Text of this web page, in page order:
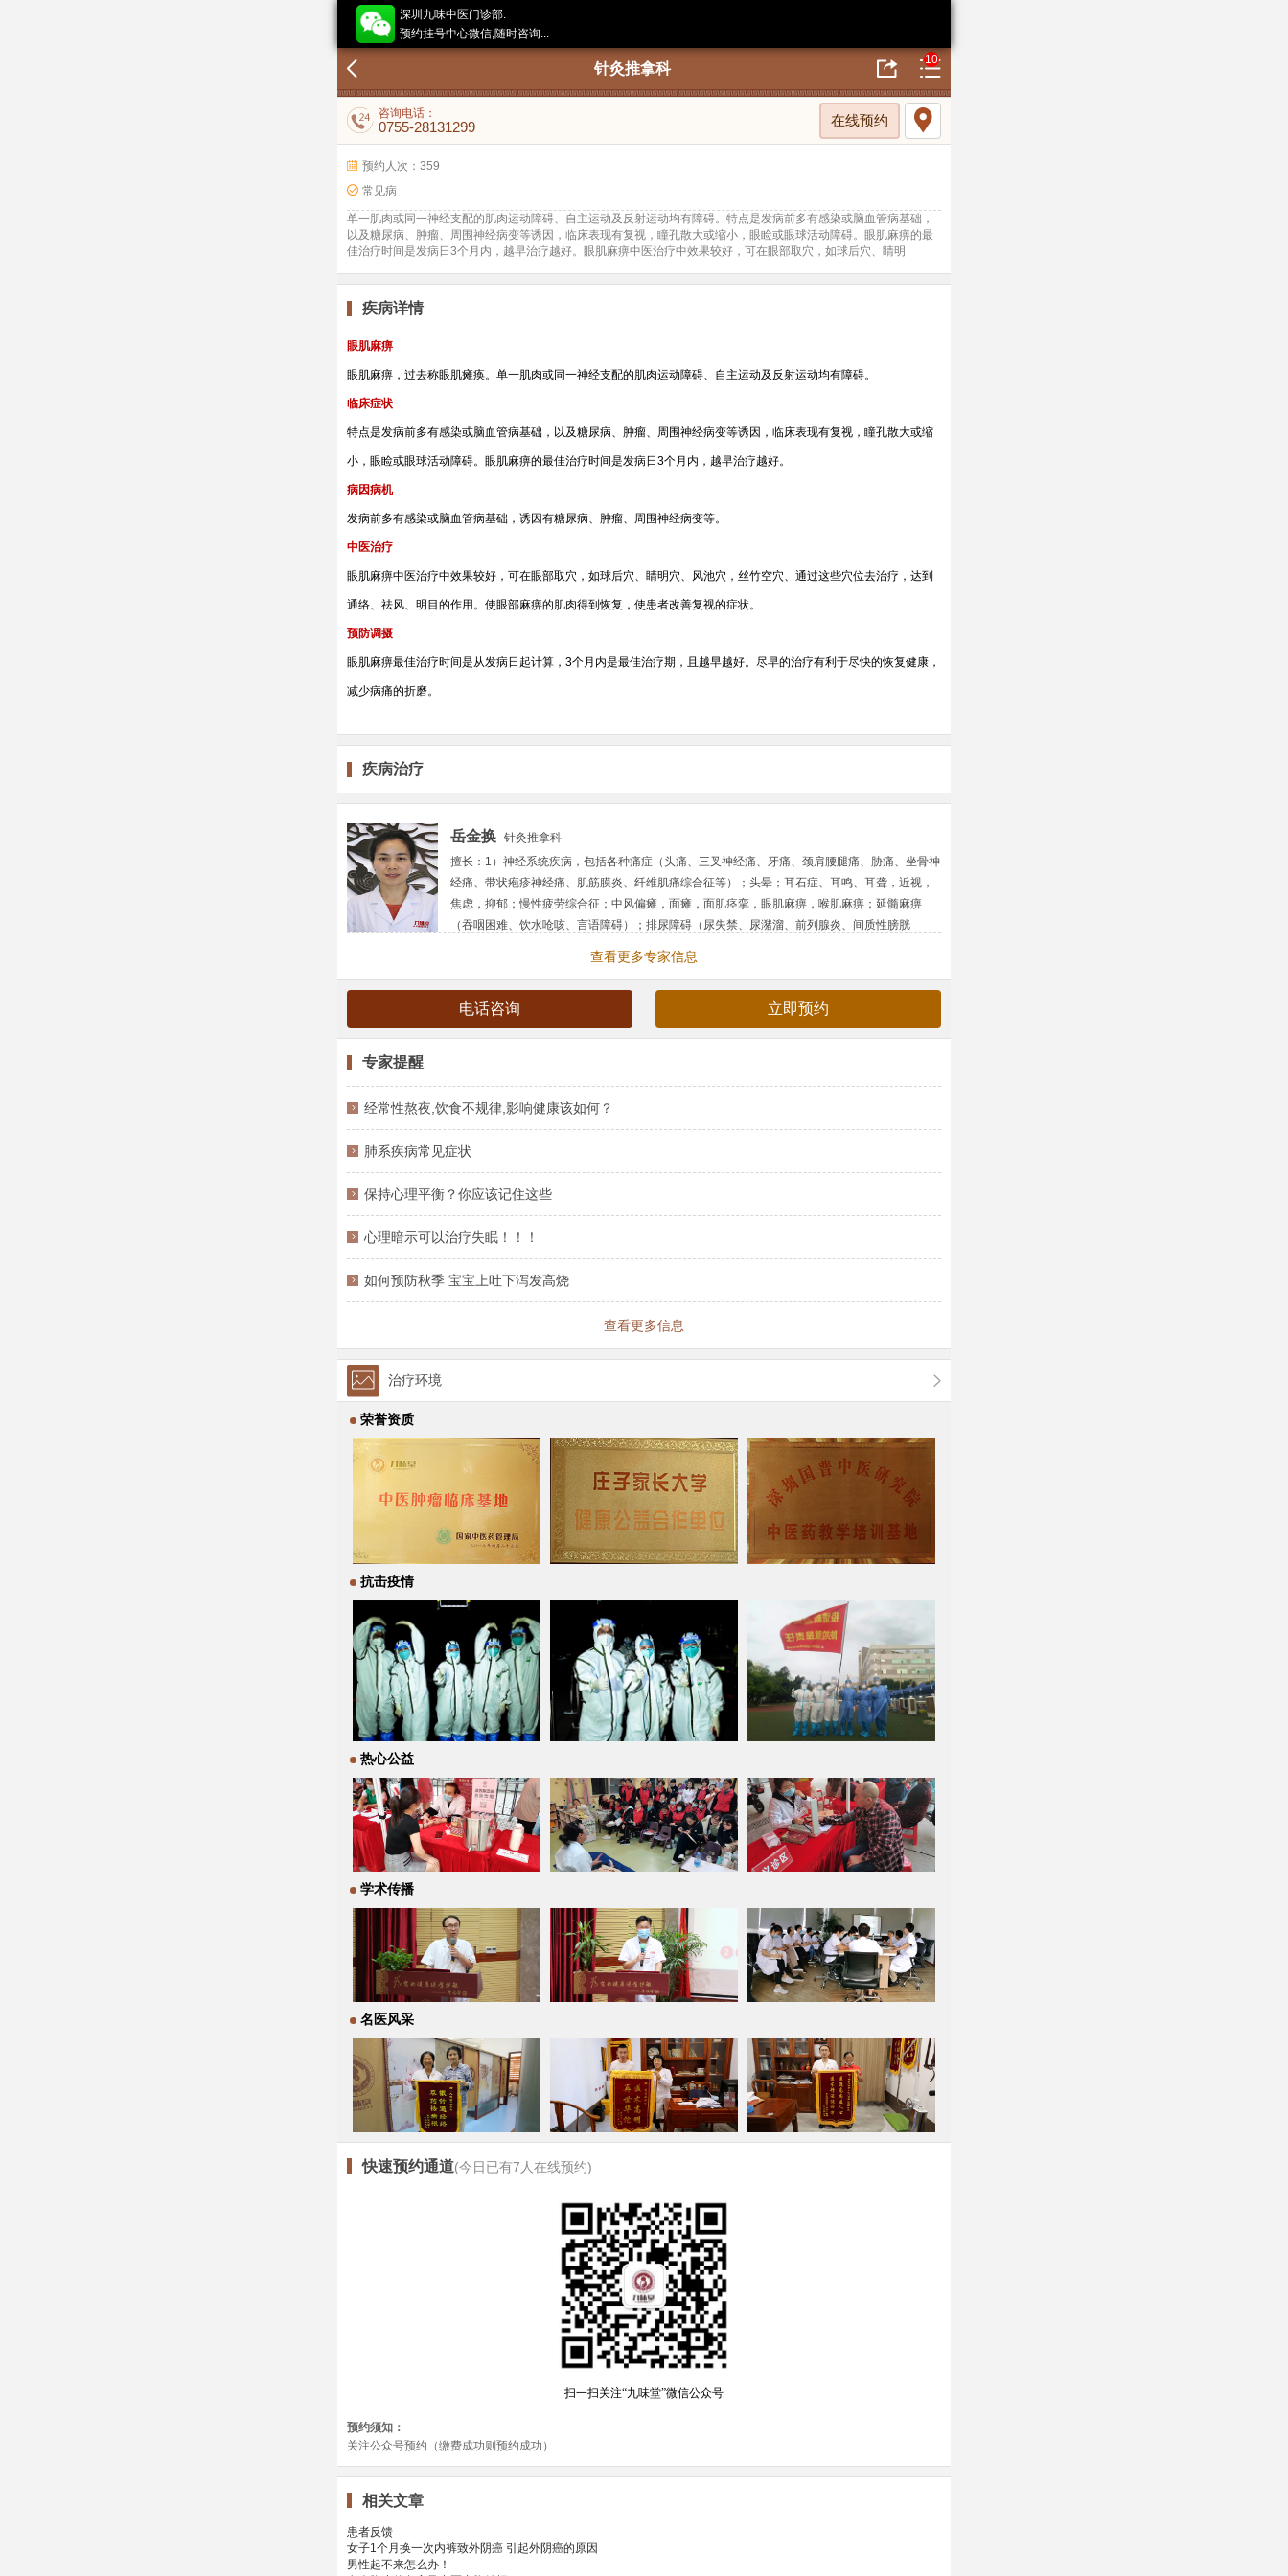
深圳九味中医门诊部:
预约挂号中心微信,随时咨询...
针灸推拿科
10
咨询电话：
0755-28131299 在线预约
预约人次：359
常见病
单一肌肉或同一神经支配的肌肉运动障碍、自主运动及反射运动均有障碍。特点是发病前多有感染或脑血管病基础，
以及糖尿病、肿瘤、周围神经病变等诱因，临床表现有复视，瞳孔散大或缩小，眼睑或眼球活动障碍。眼肌麻痹的最
佳治疗时间是发病日3个月内，越早治疗越好。眼肌麻痹中医治疗中效果较好，可在眼部取穴，如球后穴、睛明
疾病详情
眼肌麻痹
眼肌麻痹，过去称眼肌瘫痪。单一肌肉或同一神经支配的肌肉运动障碍、自主运动及反射运动均有障碍。
临床症状
特点是发病前多有感染或脑血管病基础，以及糖尿病、肿瘤、周围神经病变等诱因，临床表现有复视，瞳孔散大或缩
小，眼睑或眼球活动障碍。眼肌麻痹的最佳治疗时间是发病日3个月内，越早治疗越好。
病因病机
发病前多有感染或脑血管病基础，诱因有糖尿病、肿瘤、周围神经病变等。
中医治疗
眼肌麻痹中医治疗中效果较好，可在眼部取穴，如球后穴、睛明穴、风池穴，丝竹空穴、通过这些穴位去治疗，达到
通络、祛风、明目的作用。使眼部麻痹的肌肉得到恢复，使患者改善复视的症状。
预防调摄
眼肌麻痹最佳治疗时间是从发病日起计算，3个月内是最佳治疗期，且越早越好。尽早的治疗有利于尽快的恢复健康，
减少病痛的折磨。
疾病治疗
岳金换 针灸推拿科
擅长： 1）神经系统疾病，包括各种痛症（头痛、三叉神经痛、牙痛、颈肩腰腿痛、胁痛、坐骨神
经痛、带状疱疹神经痛、肌筋膜炎、纤维肌痛综合征等）；头晕；耳石症、耳鸣、耳聋，近视，
焦虑，抑郁；慢性疲劳综合征；中风偏瘫，面瘫，面肌痉挛，眼肌麻痹，喉肌麻痹；延髓麻痹
（吞咽困难、饮水呛咳、言语障碍）；排尿障碍（尿失禁、尿潴溜、前列腺炎、间质性膀胱
执业医师，针灸推拿学博士，毕业于黑龙江中医药大学，美国斯坦福大学访问学者，美国
加州执业针灸师（可看诊讲英语的患者）。师从多位中医名家，包括高维滨教授（国家级名老中
医，著名延髓麻痹治疗专家，国家科技进步二等奖获得者），孙申田教授（国家级名老中医、著
名头针治疗专家），和孙忠人教授（著名针灸学家，黑龙江省
查看更多专家信息
电话咨询 立即预约
专家提醒
经常性熬夜,饮食不规律,影响健康该如何？
肺系疾病常见症状
保持心理平衡？你应该记住这些
心理暗示可以治疗失眠！！！
如何预防秋季 宝宝上吐下泻发高烧
查看更多信息
治疗环境
荣誉资质
抗击疫情
热心公益
学术传播
名医风采
快速预约通道(今日已有7 人在线预约)
相关文章
患者反馈
女子1个月换一次内裤致外阴癌 引起外阴癌的原因
男性起不来怎么办！